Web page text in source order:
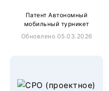
Патент Автономный
мобильный турникет
Обновлено 05.03.2026